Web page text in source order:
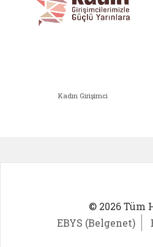
Kadın Girişimci
© 2026 Tüm
EBYS (Belgenet)